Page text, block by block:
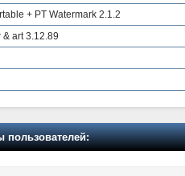
+ PT Watermark 2.1.2
& art 3.12.89